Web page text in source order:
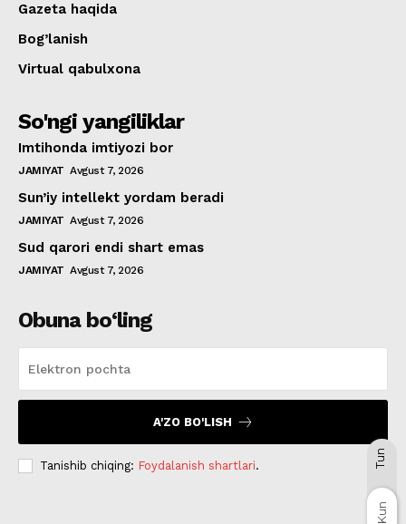
Gazeta haqida
Bog’lanish
Virtual qabulxona
So'ngi yangiliklar
Imtihonda imtiyozi bor
JAMIYAT Avgust 7, 2026
Sun’iy intellekt yordam beradi
JAMIYAT Avgust 7, 2026
Sud qarori endi shart emas
JAMIYAT Avgust 7, 2026
Obuna bo‘ling
A'ZO BO'LISH
Tanishib chiqing: Foydalanish shartlari.
Kun
Kun
Tun